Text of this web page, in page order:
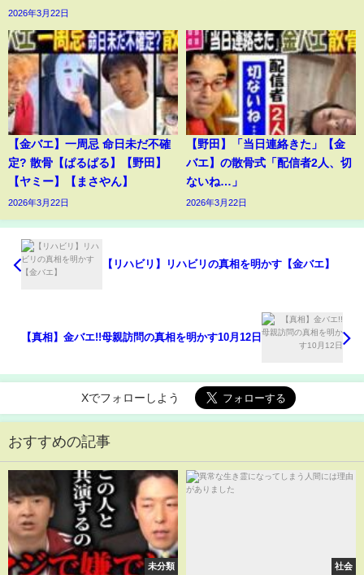
2026年3月22日
【金バエ】一周忌 命日未だ不確
定? 散骨【ぱるぱる】【野田】
【ヤミー】【まさやん】
2026年3月22日
【野田】「当日連絡きた」【金
バエ】の散骨式「配信者2人、切
ないね…」
2026年3月22日
【リハビリ】リハビリの真相を明かす【金バエ】
【真相】金バエ!!母親訪問の真相を明かす10月12日
Xでフォローしよう
おすすめの記事
未分類 社会